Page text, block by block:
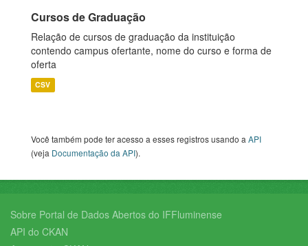
Cursos de Graduação
Relação de cursos de graduação da instituição
contendo campus ofertante, nome do curso e forma de
oferta
CSV
Você também pode ter acesso a esses registros usando aAPI
(veja Documentação da API).
Sobre Portal de Dados Abertos do IFFluminense
API do CKAN